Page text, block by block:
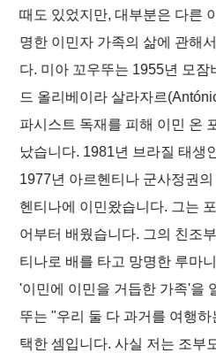
때도 있었지만, 대부분은 다른
명한 이민자 가족의 삶에 관해
다. 미아 꼬우뚜는 1955년 모잠
드 올리베이라 살라자르
파시스트 독재를 피해 이민 온
났습니다. 1981년 브라질 태생
1977년 아르헨티나 군사정권
헨티나에 이민왔습니다. 그는
어부터 배웠습니다. 그의 친조
티나로 배를 타고 망명한 루마
'이민에 이민을 거듭한 가족'을
뚜는 "우리 둘 다 과거를 여행
택한 셈입니다. 사실 저는 조부